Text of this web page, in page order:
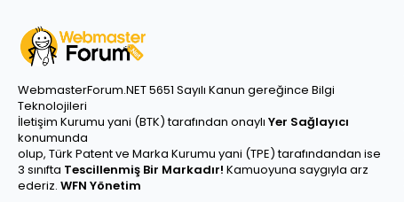
WebmasterForum.NET 5651 Sayılı Kanun gereğince Bilgi
Teknolojileri
İletişim Kurumu yani (BTK) tarafından onaylı Yer Sağlayıcı
konumunda
olup, Türk Patent ve Marka Kurumu yani (TPE) tarafındandan ise
3 sınıfta Tescillenmiş Bir Markadır! Kamuoyuna saygıyla arz
ederiz. WFN Yönetim